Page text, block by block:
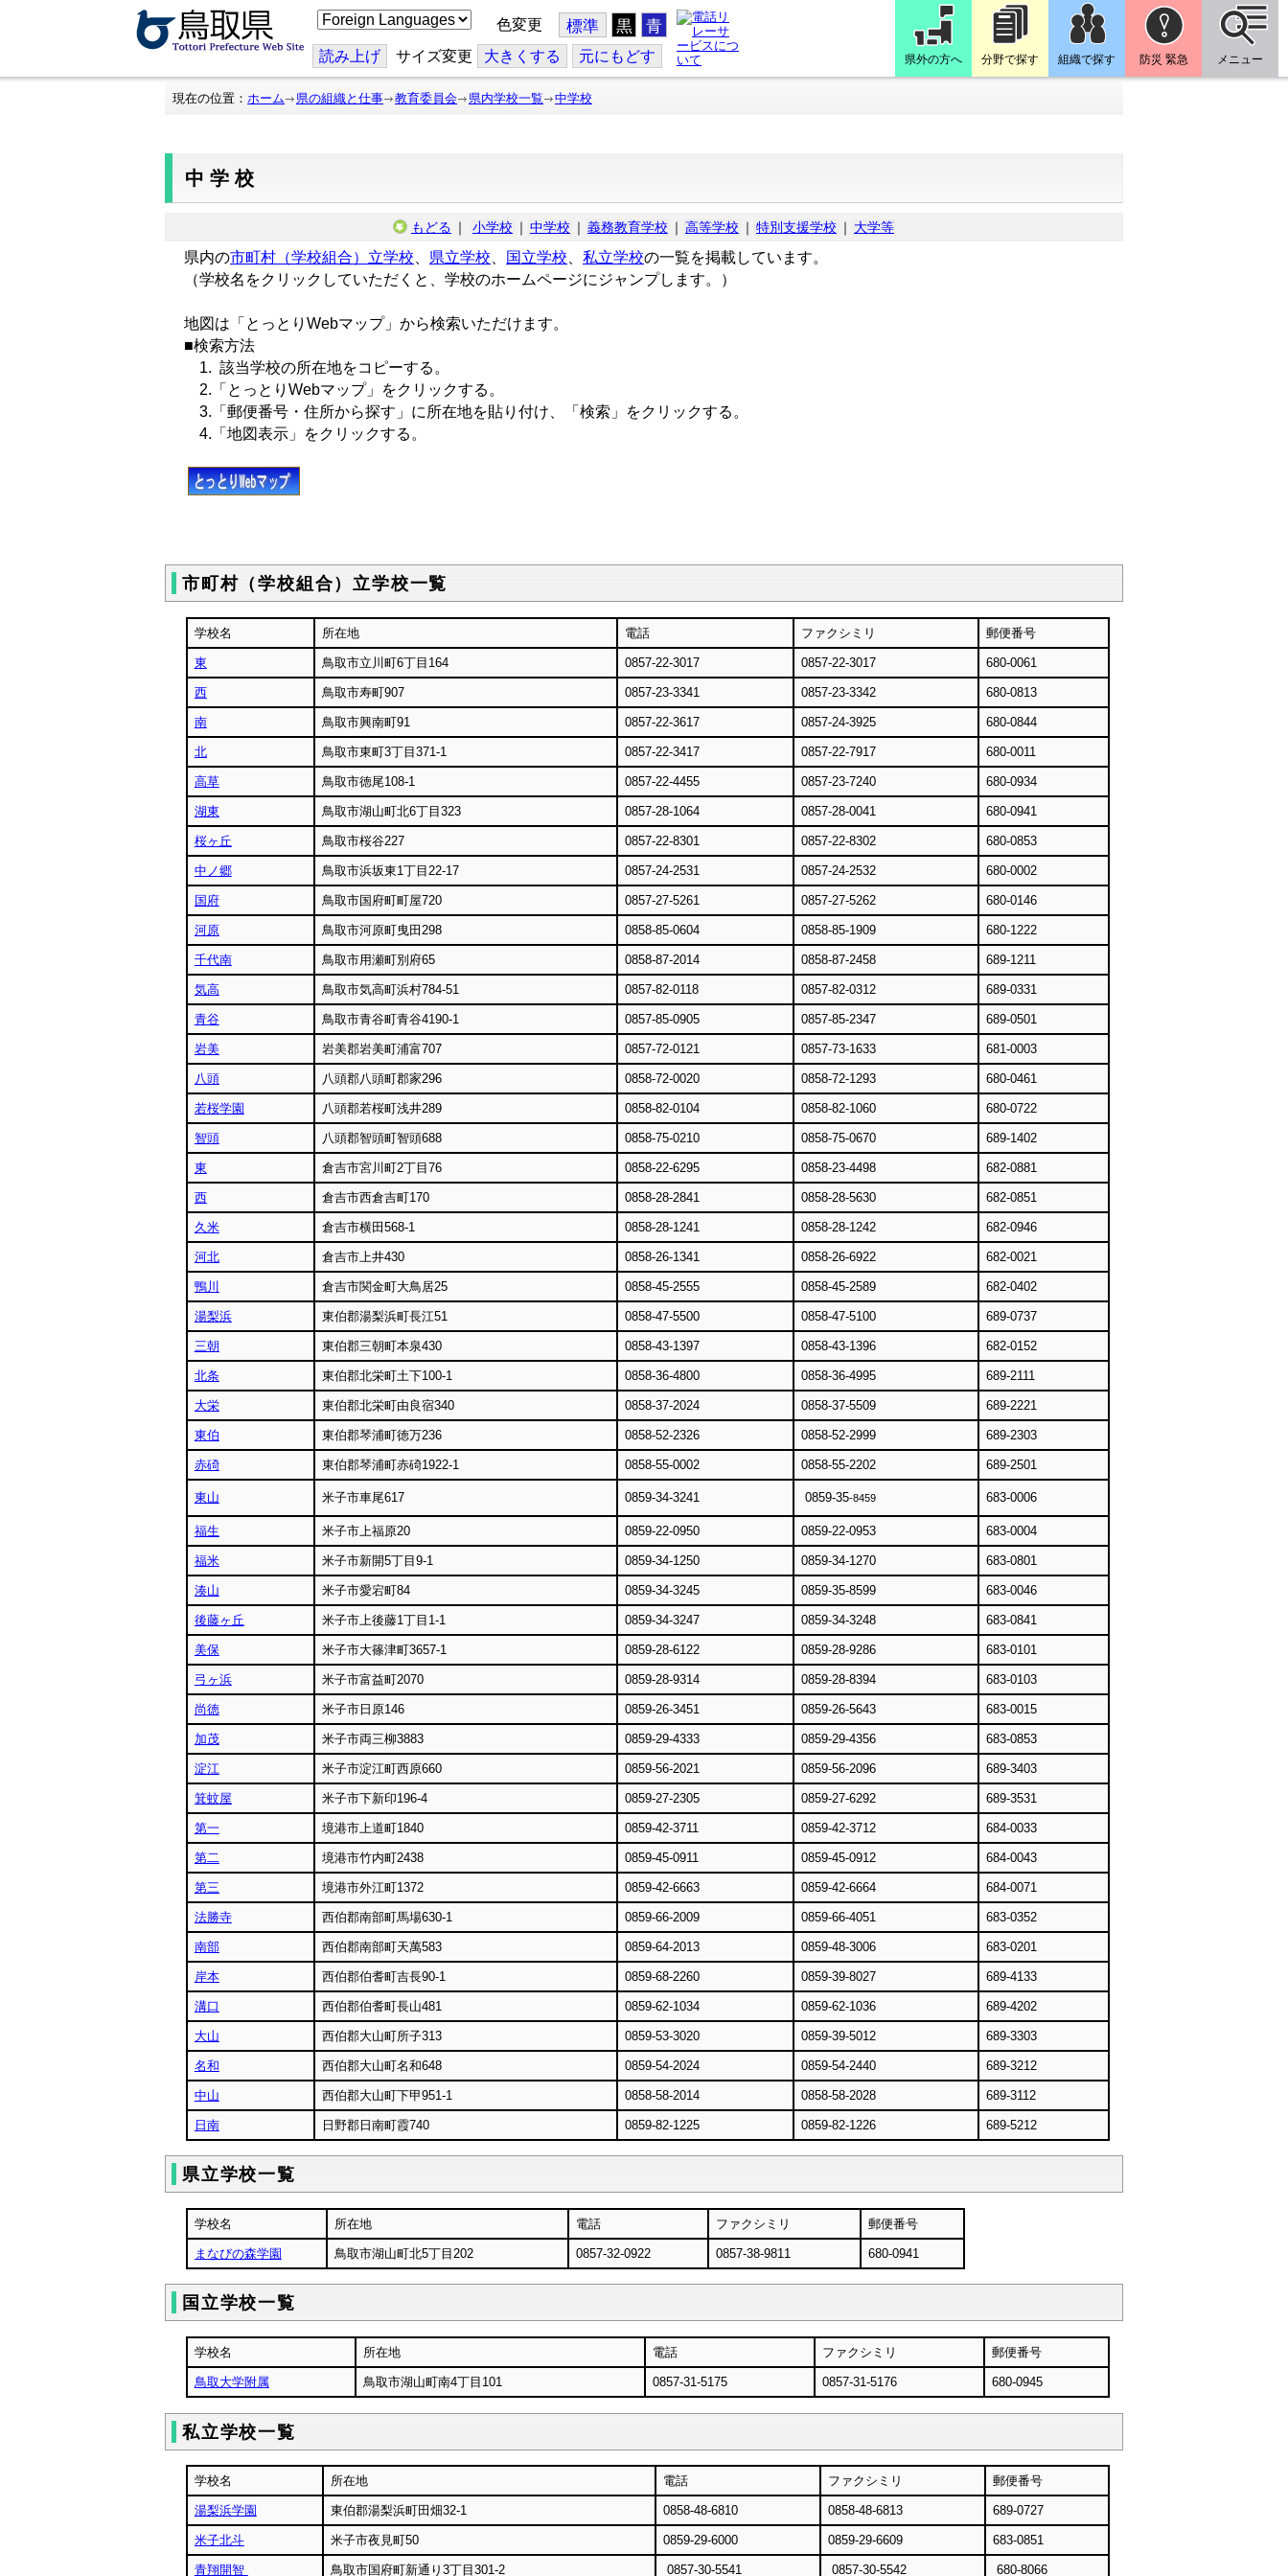
こ
の
ジ
を
翻
色変更 標準 黒 青
読み上げ サイズ変更 大きくする 元にもどす 県外の方へ 分野で探す 組織で探す 防災 緊急 メニュー
現在の位置： ホーム 県の組織と仕事 教育委員会 県内学校一覧 中学校
中学校
もどる ｜ 小学校 ｜ 中学校 ｜ 義務教育学校 ｜ 高等学校 ｜ 特別支援学校 ｜ 大学等
県内の市町村（学校組合）立学校 県立学校 国立学校 私立学校の一覧を掲載しています。
（学校名をクリックしていただくと、学校のホームページにジャンプします。）
地図は「とっとりWebマップ」から検索いただけます。
■検索方法
1. 該当学校の所在地をコピーする。
2.「とっとりWebマップ」をクリックする。
3.「郵便番号・住所から探す」に所在地を貼り付け、「検索」をクリックする。
4.「地図表示」をクリックする。
市町村（学校組合）立学校一覧
学校名 所在地 電話 ファクシミリ 郵便番号
東 鳥取市立川町6丁目164 0857-22-3017 0857-22-3017 680-0061
西 鳥取市寿町907 0857-23-3341 0857-23-3342 680-0813
南 鳥取市興南町91 0857-22-3617 0857-24-3925 680-0844
北 鳥取市東町3丁目371-1 0857-22-3417 0857-22-7917 680-0011
高草 鳥取市徳尾108-1 0857-22-4455 0857-23-7240 680-0934
湖東 鳥取市湖山町北6丁目323 0857-28-1064 0857-28-0041 680-0941
桜ヶ丘 鳥取市桜谷227 0857-22-8301 0857-22-8302 680-0853
中ノ郷 鳥取市浜坂東1丁目22-17 0857-24-2531 0857-24-2532 680-0002
国府 鳥取市国府町町屋720 0857-27-5261 0857-27-5262 680-0146
河原 鳥取市河原町曳田298 0858-85-0604 0858-85-1909 680-1222
千代南 鳥取市用瀬町別府65 0858-87-2014 0858-87-2458 689-1211
気高 鳥取市気高町浜村784-51 0857-82-0118 0857-82-0312 689-0331
青谷 鳥取市青谷町青谷4190-1 0857-85-0905 0857-85-2347 689-0501
岩美 岩美郡岩美町浦富707 0857-72-0121 0857-73-1633 681-0003
八頭 八頭郡八頭町郡家296 0858-72-0020 0858-72-1293 680-0461
若桜学園 八頭郡若桜町浅井289 0858-82-0104 0858-82-1060 680-0722
智頭 八頭郡智頭町智頭688 0858-75-0210 0858-75-0670 689-1402
東 倉吉市宮川町2丁目76 0858-22-6295 0858-23-4498 682-0881
西 倉吉市西倉吉町170 0858-28-2841 0858-28-5630 682-0851
久米 倉吉市横田568-1 0858-28-1241 0858-28-1242 682-0946
河北 倉吉市上井430 0858-26-1341 0858-26-6922 682-0021
鴨川 倉吉市関金町大鳥居25 0858-45-2555 0858-45-2589 682-0402
湯梨浜 東伯郡湯梨浜町長江51 0858-47-5500 0858-47-5100 689-0737
三朝 東伯郡三朝町本泉430 0858-43-1397 0858-43-1396 682-0152
北条 東伯郡北栄町土下100-1 0858-36-4800 0858-36-4995 689-2111
大栄 東伯郡北栄町由良宿340 0858-37-2024 0858-37-5509 689-2221
東伯 東伯郡琴浦町徳万236 0858-52-2326 0858-52-2999 689-2303
赤碕 東伯郡琴浦町赤碕1922-1 0858-55-0002 0858-55-2202 689-2501
東山 米子市車尾617 0859-34-3241 0859-35-8459 683-0006
福生 米子市上福原20 0859-22-0950 0859-22-0953 683-0004
福米 米子市新開5丁目9-1 0859-34-1250 0859-34-1270 683-0801
湊山 米子市愛宕町84 0859-34-3245 0859-35-8599 683-0046
後藤ヶ丘 米子市上後藤1丁目1-1 0859-34-3247 0859-34-3248 683-0841
美保 米子市大篠津町3657-1 0859-28-6122 0859-28-9286 683-0101
弓ヶ浜 米子市富益町2070 0859-28-9314 0859-28-8394 683-0103
尚徳 米子市日原146 0859-26-3451 0859-26-5643 683-0015
加茂 米子市両三柳3883 0859-29-4333 0859-29-4356 683-0853
淀江 米子市淀江町西原660 0859-56-2021 0859-56-2096 689-3403
箕蚊屋 米子市下新印196-4 0859-27-2305 0859-27-6292 689-3531
第一 境港市上道町1840 0859-42-3711 0859-42-3712 684-0033
第二 境港市竹内町2438 0859-45-0911 0859-45-0912 684-0043
第三 境港市外江町1372 0859-42-6663 0859-42-6664 684-0071
法勝寺 西伯郡南部町馬場630-1 0859-66-2009 0859-66-4051 683-0352
南部 西伯郡南部町天萬583 0859-64-2013 0859-48-3006 683-0201
岸本 西伯郡伯耆町吉長90-1 0859-68-2260 0859-39-8027 689-4133
溝口 西伯郡伯耆町長山481 0859-62-1034 0859-62-1036 689-4202
大山 西伯郡大山町所子313 0859-53-3020 0859-39-5012 689-3303
名和 西伯郡大山町名和648 0859-54-2024 0859-54-2440 689-3212
中山 西伯郡大山町下甲951-1 0858-58-2014 0858-58-2028 689-3112
日南 日野郡日南町霞740 0859-82-1225 0859-82-1226 689-5212
県立学校一覧
学校名 所在地 電話 ファクシミリ 郵便番号
まなびの森学園 鳥取市湖山町北5丁目202 0857-32-0922 0857-38-9811 680-0941
国立学校一覧
学校名 所在地 電話 ファクシミリ 郵便番号
鳥取大学附属 鳥取市湖山町南4丁目101 0857-31-5175 0857-31-5176 680-0945
私立学校一覧
学校名 所在地 電話 ファクシミリ 郵便番号
湯梨浜学園 東伯郡湯梨浜町田畑32-1 0858-48-6810 0858-48-6813 689-0727
米子北斗 米子市夜見町50 0859-29-6000 0859-29-6609 683-0851
青翔開智 鳥取市国府町新通り3丁目301-2 0857-30-5541 0857-30-5542 680-8066